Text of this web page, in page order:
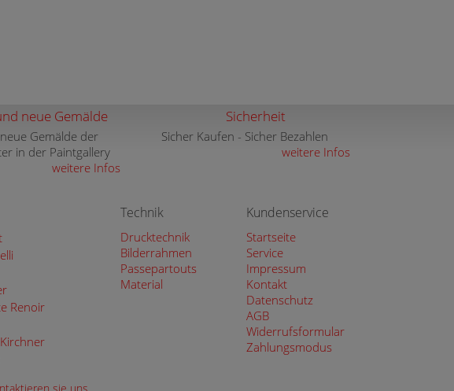
neue Gemälde
Gemälde der
in der Paintgallery
weitere Infos
Sicherheit
Sicher Kaufen - Sicher Bezahlen
weitere Infos
Renoir
Technik
Drucktechnik
Bilderrahmen
Passepartouts
Material
Kundenservice
Startseite
Service
Impressum
Kontakt
Datenschutz
AGB
Widerrufsformular
Zahlungsmodus